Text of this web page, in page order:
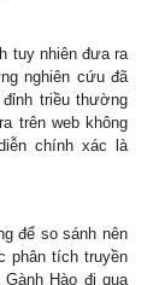
tuy nhiên đưa ra
nghiên cứu đã
triều thường
trên web không
chính xác là
để so sánh nên
phân tích truyền
Hào đi qua